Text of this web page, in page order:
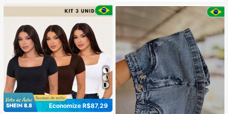
Economize R$87,29